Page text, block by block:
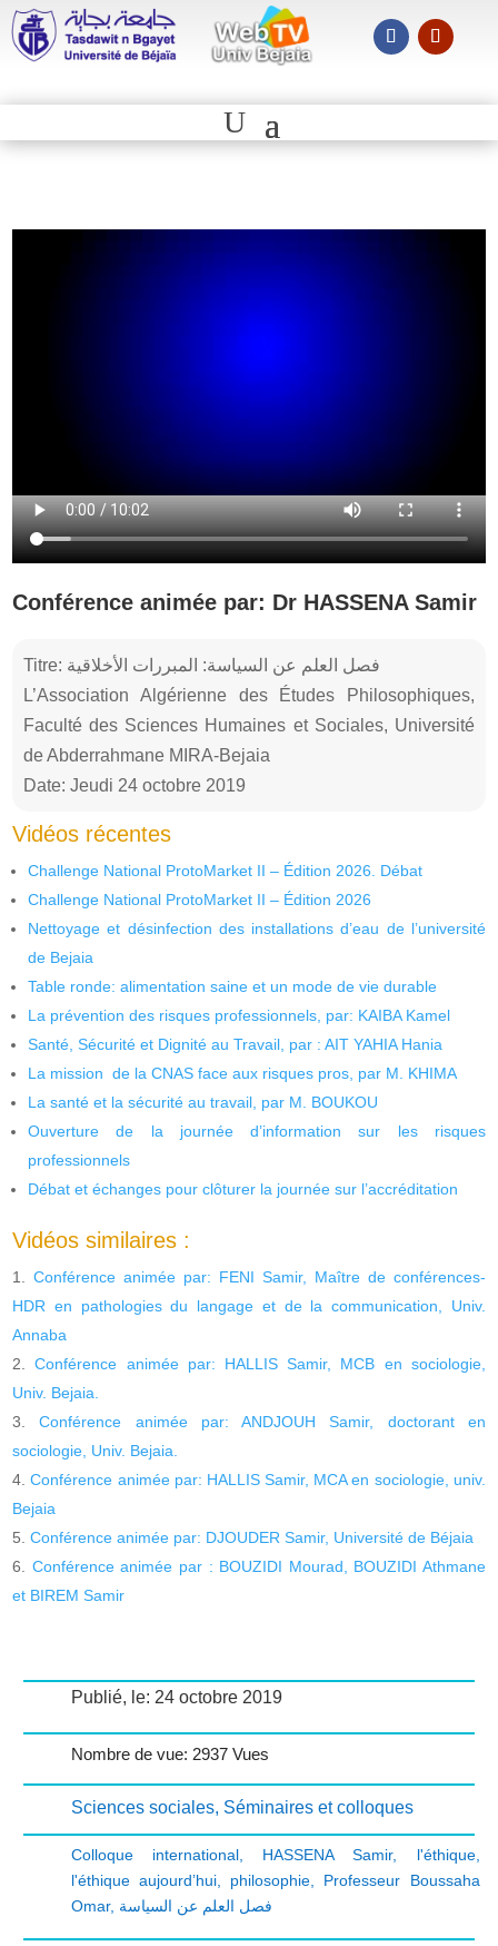
Conférence animée par: Dr HASSENA Samir
Titre: فصل العلم عن السياسة: المبررات الأخلاقية
L’Association Algérienne des Études Philosophiques,
Faculté des Sciences Humaines et Sociales, Université
de Abderrahmane MIRA-Bejaia
Date: Jeudi 24 octobre 2019
Vidéos récentes
Challenge National ProtoMarket II – Édition 2026. Débat
Challenge National ProtoMarket II – Édition 2026
Nettoyage et désinfection des installations d’eau de l’université
de Bejaia
Table ronde: alimentation saine et un mode de vie durable
La prévention des risques professionnels, par: KAIBA Kamel
Santé, Sécurité et Dignité au Travail, par : AIT YAHIA Hania
La mission de la CNAS face aux risques pros, par M. KHIMA
La santé et la sécurité au travail, par M. BOUKOU
Ouverture de la journée d’information sur les risques
professionnels
Débat et échanges pour clôturer la journée sur l’accréditation
Vidéos similaires :
Conférence animée par: FENI Samir, Maître de conférences-
HDR en pathologies du langage et de la communication, Univ.
Annaba
Conférence animée par: HALLIS Samir, MCB en sociologie,
Univ. Bejaia.
Conférence animée par: ANDJOUH Samir, doctorant en
sociologie, Univ. Bejaia.
Conférence animée par: HALLIS Samir, MCA en sociologie, univ.
Bejaia
Conférence animée par: DJOUDER Samir, Université de Béjaia
Conférence animée par : BOUZIDI Mourad, BOUZIDI Athmane
et BIREM Samir
Publié, le: 24 octobre 2019
Nombre de vue: 2937 Vues
Sciences sociales, Séminaires et colloques
Colloque international, HASSENA Samir, l'éthique,
l'éthique aujourd’hui, philosophie
Professeur Boussaha
Omar, فصل العلم عن السياسة